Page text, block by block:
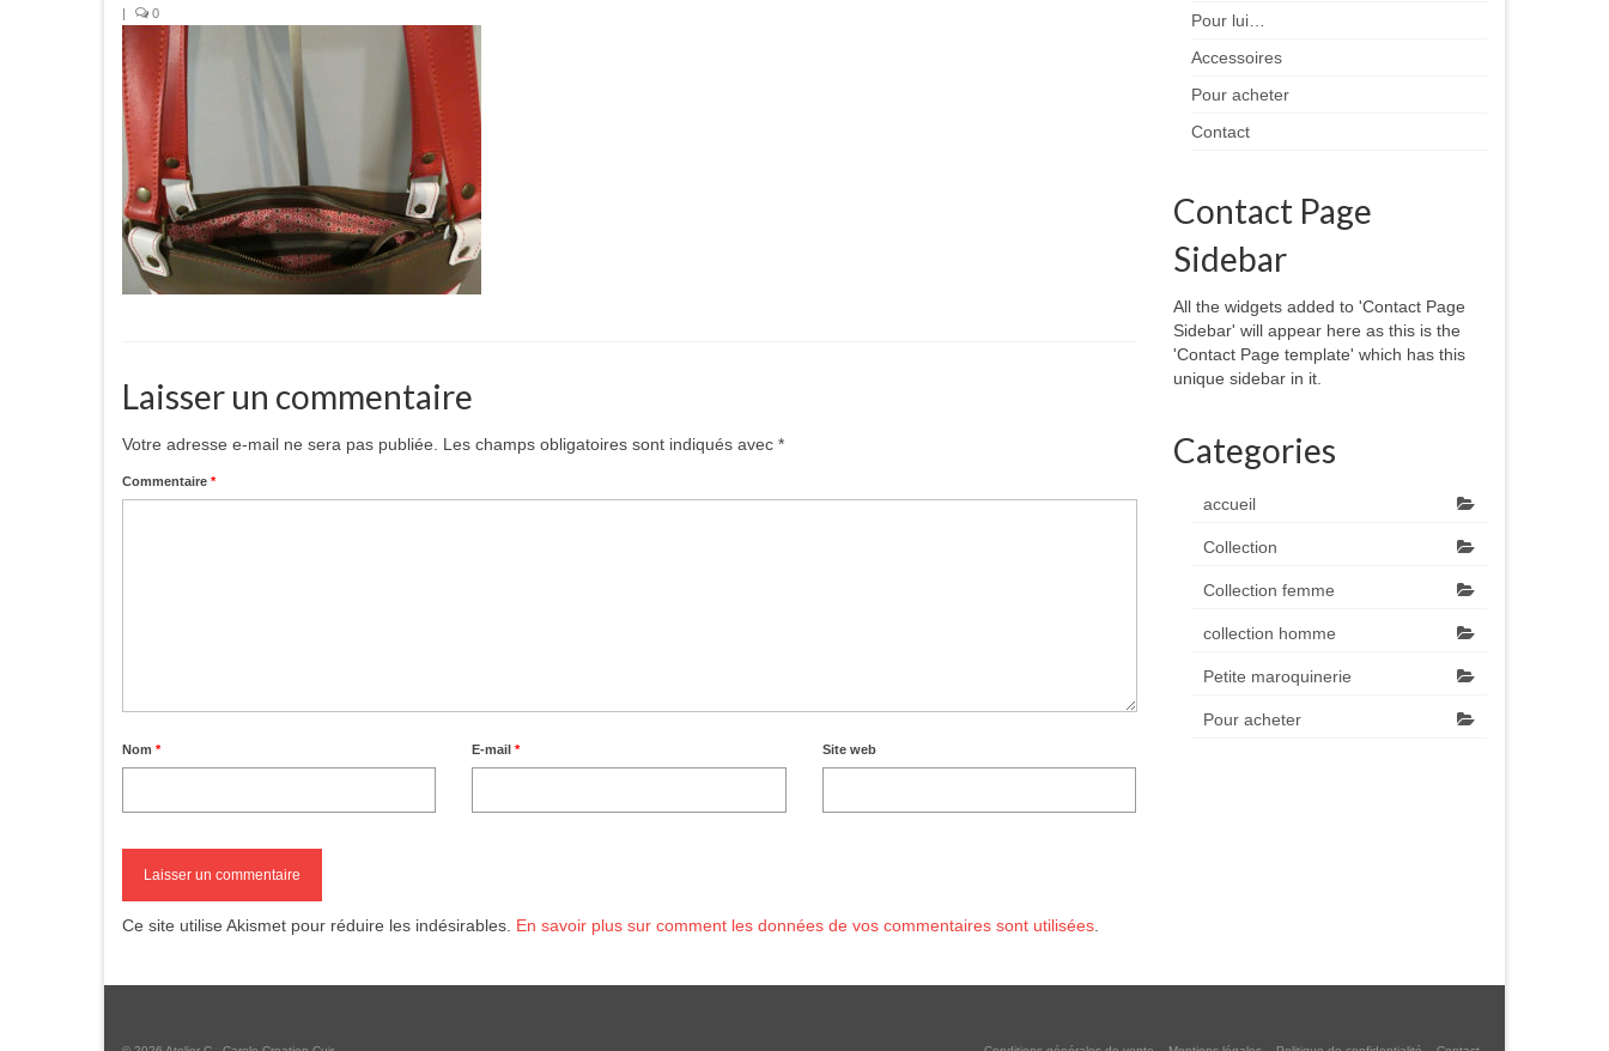
| 0
Laisser un commentaire
Votre adresse e-mail ne sera pas publiée. Les champs obligatoires sont indiqués avec *
Commentaire *
Nom * E-mail* Site web
Ce site utilise Akismet pour réduire les indésirables. En savoir plus sur comment les données de vos commentaires sont utilisées
Pour lui…
Accessoires
Pour acheter
Contact
Contact Page
Sidebar
All the widgets added to 'Contact Page
Sidebar' will appear here as this is the
'Contact Page template' which has this
unique sidebar in it.
Categories
accueil
Collection
Collection femme
collection homme
Petite maroquinerie
Pour acheter